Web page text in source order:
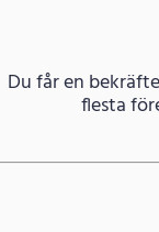
Du får en
flesta